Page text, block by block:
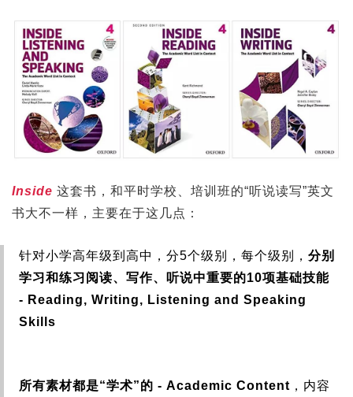
Inside 这套书，和平时学校、培训班的“听说读写”英文
书大不一样，主要在于这几点：
针对小学高年级到高中，分5个级别，每个级别，分别
学习和练习阅读、写作、听说中重要的10项基础技能
- Reading, Writing, Listening and Speaking
Skills
所有素材都是“学术”的 - Academic Content ，内容